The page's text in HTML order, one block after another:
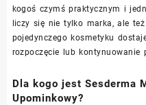
kogoś czymś praktycznym i
liczy się nie tylko marka, ale
pojedynczego kosmetyku
rozpoczęcie lub kontynuowanie
Dla kogo jest Sesderma
Upominkowy?